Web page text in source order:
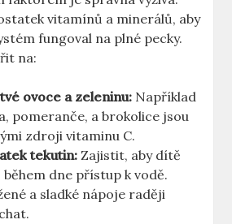
vitamínů a minerálů, aby
fungoval na plné pecky.
na:
ovoce a zeleninu: Například
pomeranče, a brokolice jsou
zdroji vitaminu C.
tekutin: Zajistit, aby dítě
během dne přístup k vodě.
a sladké nápoje raději